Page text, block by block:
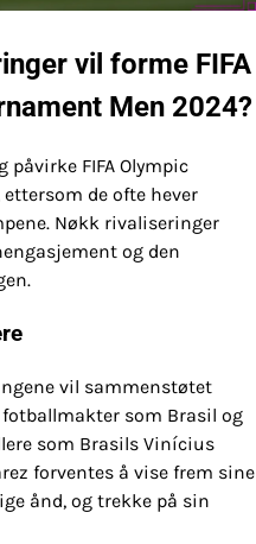
vil forme FIFA
Men 2024?
FIFA Olympic
de ofte hever
Nøkk rivaliseringer
og den
vil sammenstøtet
som Brasil og
som Brasils Vinícius
forventes å vise frem sine
ånd, og trekke på sin